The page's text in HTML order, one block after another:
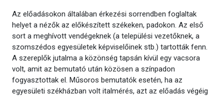
Az előadásokon általában érkezési sorrendben foglaltak
helyet a nézők az előkészített székeken, padokon. Az első
sort a meghívott vendégeknek (a települési vezetőknek, a
szomszédos egyesületek képviselőinek stb.) tartották fenn.
A szereplők jutalma a közönség tapsán kívül egy vacsora
volt, amit az bemutató után közösen a színpadon
fogyasztottak el. Műsoros bemutatók esetén, ha az
egyesületi székházban volt italmérés, azt az előadás végéig